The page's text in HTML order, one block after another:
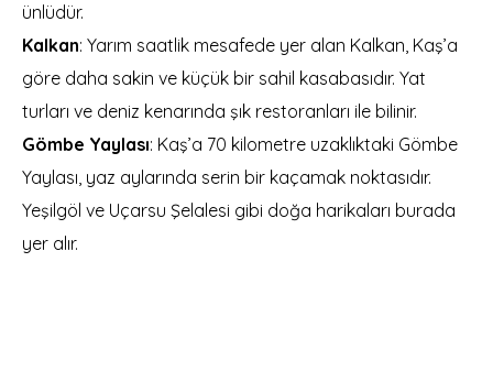
ünlüdür.
Kalkan: Yarım saatlik mesafede yer alan Kalkan, Kaş’a
göre daha sakin ve küçük bir sahil kasabasıdır. Yat
turları ve deniz kenarında şık restoranları ile bilinir.
Gömbe Yaylası: Kaş’a 70 kilometre uzaklıktaki Gömbe
Yaylası, yaz aylarında serin bir kaçamak noktasıdır.
Yeşilgöl ve Uçarsu Şelalesi gibi doğa harikaları burada
yer alır.